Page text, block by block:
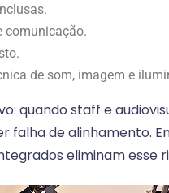
comunicação.
de som, imagem e
quando staff e
falha de alinhamento.
eliminam esse